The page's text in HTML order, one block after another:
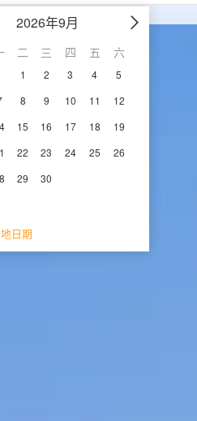
2026年9月
二 三 四 五 六
1 2 3 4
5
8 9 10 11
12
15 16 17 18
19
22 23 24 25
26
29 30
日期